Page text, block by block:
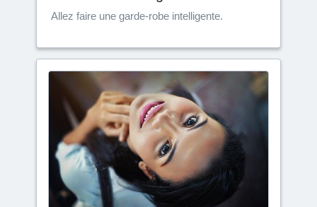
Allez faire une garde-robe intelligente.